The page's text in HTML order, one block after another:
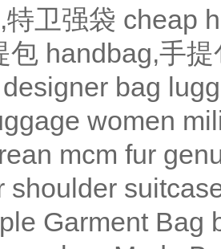
卫强袋 cheap
包 handbag,手提
designer bag
women
mcm fur
shoulder
Garment Bag